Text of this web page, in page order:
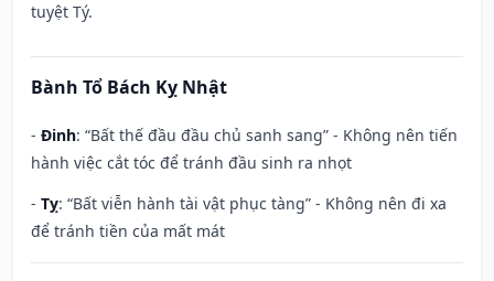
tuyệt Tý.
Bành Tổ Bách Kỵ Nhật
- Đinh: “Bất thế đầu đầu chủ sanh sang” - Không nên tiến
hành việc cắt tóc để tránh đầu sinh ra nhọt
- Tỵ: “Bất viễn hành tài vật phục tàng” - Không nên đi xa
để tránh tiền của mất mát